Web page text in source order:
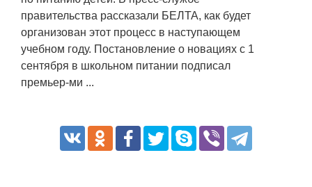
правительства рассказали БЕЛТА, как будет
организован этот процесс в наступающем
учебном году. Постановление о новациях с 1
сентября в школьном питании подписал
премьер-ми ...